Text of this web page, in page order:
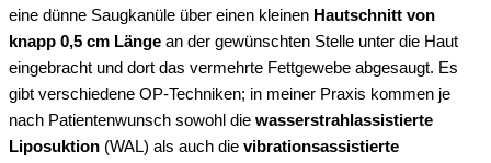
eine dünne Saugkanüle über einen kleinen Hautschnitt von
knapp 0,5 cm Länge an der gewünschten Stelle unter die Haut
eingebracht und dort das vermehrte Fettgewebe abgesaugt. Es
gibt verschiedene OP-Techniken; in meiner Praxis kommen je
nach Patientenwunsch sowohl die wasserstrahlassistierte
Liposuktion (WAL) als auch die vibrationsassistierte